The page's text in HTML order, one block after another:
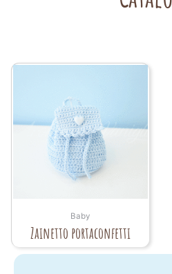
Baby
Zainetto portaconfetti